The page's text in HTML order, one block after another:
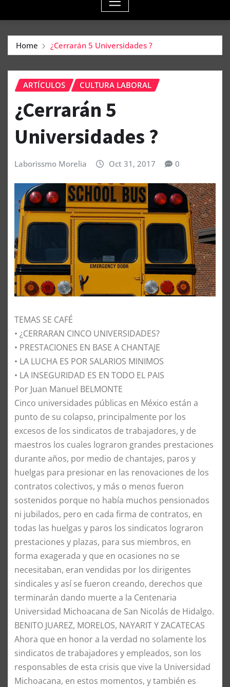
Home ¿Cerrarán 5 Universidades ?
ARTÍCULOS CULTURA LABORAL
¿Cerrarán 5
Universidades ?
Laborissmo Morelia Oct 31, 2017 0
TEMAS SE CAFÉ
• ¿CERRARAN CINCO UNIVERSIDADES?
• PRESTACIONES EN BASE A CHANTAJE
• LA LUCHA ES POR SALARIOS MINIMOS
• LA INSEGURIDAD ES EN TODO EL PAIS
Por Juan Manuel BELMONTE
Cinco universidades públicas en México están a
punto de su colapso, principalmente por los
excesos de los sindicatos de trabajadores, y de
maestros los cuales lograron grandes prestaciones
durante años, por medio de chantajes, paros y
huelgas para presionar en las renovaciones de los
contratos colectivos, y más o menos fueron
sostenidos porque no había muchos pensionados
ni jubilados, pero en cada firma de contratos, en
todas las huelgas y paros los sindicatos lograron
prestaciones y plazas, para sus miembros, en
forma exagerada y que en ocasiones no se
necesitaban, eran vendidas por los dirigentes
sindicales y así se fueron creando, derechos que
terminarán dando muerte a la Centenaria
Universidad Michoacana de San Nicolás de Hidalgo.
BENITO JUAREZ, MORELOS, NAYARIT Y ZACATECAS
Ahora que en honor a la verdad no solamente los
sindicatos de trabajadores y empleados, son los
responsables de esta crisis que vive la Universidad
Michoacana, en estos momentos, y también es